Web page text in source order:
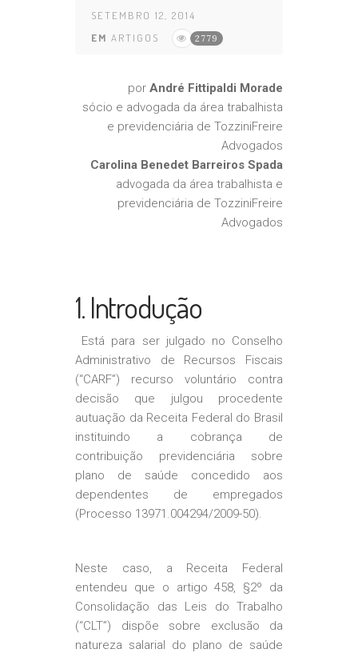
SETEMBRO 12, 2014
EM ARTIGOS 2779
por André Fittipaldi Morade
sócio e advogada da área trabalhista
e previdenciária de TozziniFreire
Advogados
Carolina Benedet Barreiros Spada
advogada da área trabalhista e
previdenciária de TozziniFreire
Advogados
1. Introdução
Está para ser julgado no Conselho
Administrativo de Recursos Fiscais
(“CARF”) recurso voluntário contra
decisão que julgou procedente
autuação da Receita Federal do Brasil
instituindo a cobrança de
contribuição previdenciária sobre
plano de saúde concedido aos
dependentes de empregados
(Processo 13971.004294/2009-50).
Neste caso, a Receita Federal
entendeu que o artigo 458, §2º da
Consolidação das Leis do Trabalho
(“CLT”) dispõe sobre exclusão da
natureza salarial do plano de saúde